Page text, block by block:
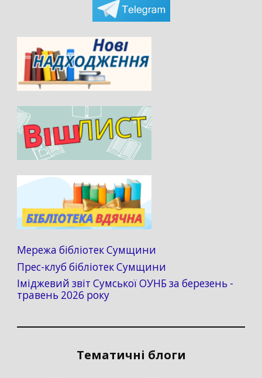
Мережа бібліотек Сумщини
Прес-клуб бібліотек Сумщини
Іміджевий звіт Сумської ОУНБ за березень -
травень 2026 року
Тематичні блоги